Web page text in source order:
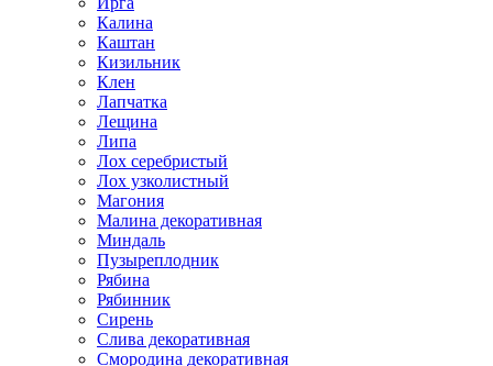
Калина
Каштан
Кизильник
Клен
Лапчатка
Лещина
Липа
Лох серебристый
Лох узколистный
Магония
Малина декоративная
Миндаль
Пузыреплодник
Рябина
Рябинник
Сирень
Слива декоративная
Смородина декоративная